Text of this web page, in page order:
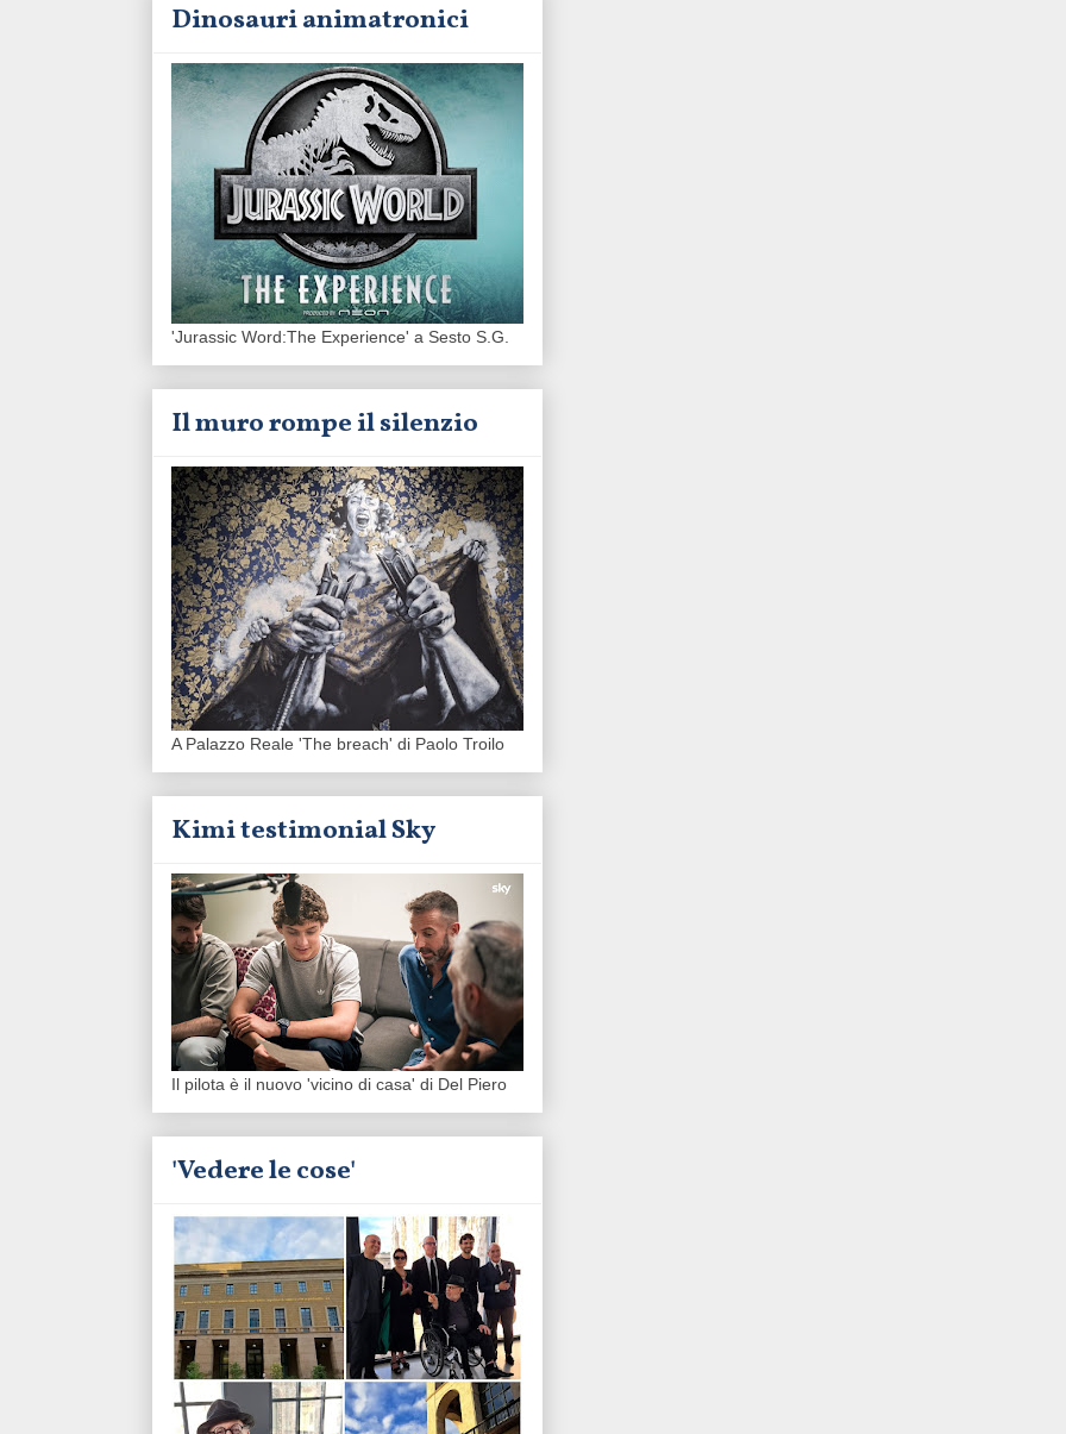
Dinosauri animatronici
'Jurassic Word:The Experience' a Sesto S.G.
Il muro rompe il silenzio
A Palazzo Reale 'The breach' di Paolo Troilo
Kimi testimonial Sky
Il pilota è il nuovo 'vicino di casa' di Del Piero
'Vedere le cose'